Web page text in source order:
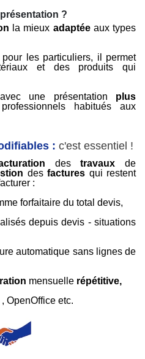
?
la mieux adaptéeaux types
pour les particuliers, il permet
et des produits qui
une présentation plus
habitués aux
: c'est essentiel !
destravaux de
desfactures qui restent
:
forfaitaire du total devis,
depuis devis - situations
automatique sans lignes de
mensuelle répétitive,
, OpenOffice etc.